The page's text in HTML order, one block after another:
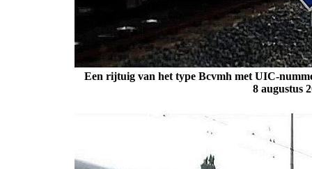
Een rijtuig van het type Bcvmh met UIC-
8 augustus